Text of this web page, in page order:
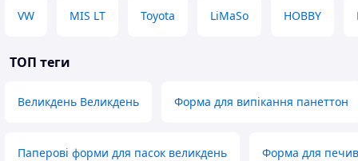
VW MIS LT Toyota LiMaSo HOBBY
ТОП теги
Великдень Великдень Форма для випікання панеттон
Паперові форми для пасок великдень Форма для